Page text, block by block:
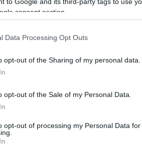
consent section.
Data Processing Opt Outs
opt-out of the Sharing of my personal data.
opt-out of the Sale of my Personal Data.
opt-out of processing my Personal Data for
να
μας. Κι εγώ και οι παίκτες
Με την Λεβερκούζεν
βρισκόμαστε».
πίεση:«Προτού
αντιμετώπιζα, οπότε δεν
είναι πάντα να
πρέπει πάντα κερδίζουμε
πίεση για μένα».